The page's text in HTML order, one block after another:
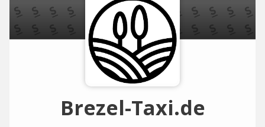
Brezel-Taxi.de